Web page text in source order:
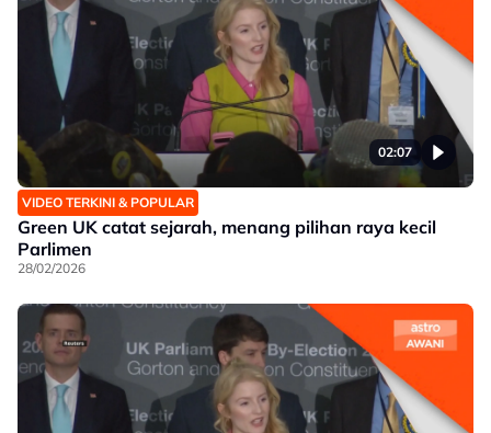
02:07
VIDEO TERKINI & POPULAR
Green UK catat sejarah, menang pilihan raya kecil
Parlimen
28/02/2026